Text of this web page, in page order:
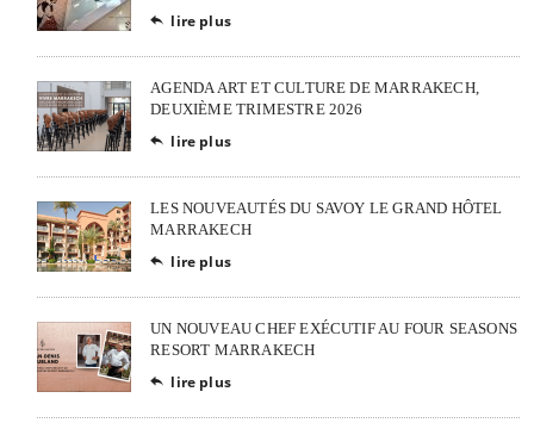
 lire plus
AGENDA ART ET CULTURE DE MARRAKECH,
DEUXIÈME TRIMESTRE 2026
 lire plus
LES NOUVEAUTÉS DU SAVOY LE GRAND HÔTEL
MARRAKECH
 lire plus
UN NOUVEAU CHEF EXÉCUTIF AU FOUR SEASONS
RESORT MARRAKECH
 lire plus